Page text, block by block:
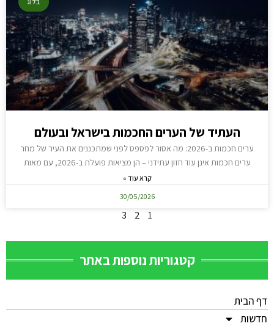
העתיד של הערים החכמות בישראל ובעולם
ערים חכמות ב-2026: מה אסור לפספס לפני שמתכננים את העיר של מחר
ערים חכמות אינן עוד חזון עתידני – הן מציאות פועלת ב-2026, עם מאות
קרא עוד »
30/05/2026
1
2
3
קטגוריות נוספות באתר
דף הבית
חדשות